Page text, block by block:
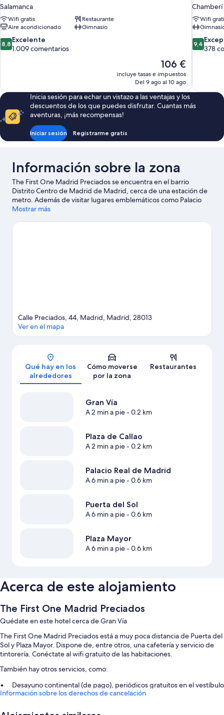
Salamanca
Wifi gratis
Restaurante
Aire acondicionado
Gimnasio
8.8
sobre
8,8 Excelente
1.009 comentarios
El
precio
actual
de
106 €
106 €
incluye tasas e impuestos
Del 9 ago al 10 ago
Chamberí
Wifi
9.4
sobre
9,4
378
Inicia sesión para echar un vistazo a las ventajas y los
descuentos de los que puedes disfrutar. Cuantas más
aventuras, ¡más recompensas!
Iniciar sesión Registrarme gratis
Información sobre la zona
The First One Madrid Preciados se encuentra en el barrio
Distrito Centro de Madrid de Madrid, cerca de una estación de
metro. Además de visitar lugares emblemáticos como Palacio
Real de Madrid y Plaza de Cibeles, si lo tuyo son las compras
apetece disfrutar de un evento especial? Puedes buscar el
Mostrar más
Mapa
Calle Preciados, 44, Madrid, Madrid, 28013
Ver en el mapa
Qué hay en los
alrededores
Cómo moverse
por la zona
Restaurantes
Gran Vía
A 2 min a pie- 0.2 km
Plaza de Callao
A 2 min a pie- 0.2 km
Palacio Real de Madrid
A 6 min a pie- 0.6 km
Puerta del Sol
A 6 min a pie- 0.6 km
Plaza Mayor
A 6 min a pie- 0.6 km
Acerca de este alojamiento
The First One Madrid Preciados
Quédate en este hotel cerca de Gran Vía
The First One Madrid Preciados está a muy poca distancia de Puerta del
Sol y Plaza Mayor. Dispone de, entre otros, una cafetería y servicio de
tintorería. Conéctate al wifi gratuito de las habitaciones.
También hay otros servicios, como:
Desayuno continental (de pago), periódicos gratuitos en el vestíbulo
y espacios sin humos
Información sobre los derechos de cancelación